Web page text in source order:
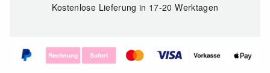
Kostenlose Lieferungin 17-20 Werktagen